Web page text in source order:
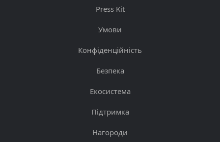
Press Kit
Умови
Конфіденційність
Безпека
Екосистема
Підтримка
Нагороди